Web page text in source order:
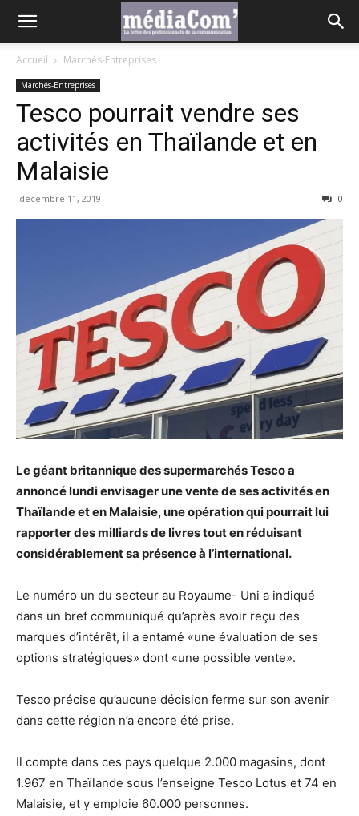
Accueil Marchés-Entreprises
Marchés-Entreprises
Tesco pourrait vendre ses
activités en Thaïlande et en
Malaisie
décembre 11, 2019 0
Le géant britannique des supermarchés Tesco a
annoncé lundi envisager une vente de ses activités en
Thaïlande et en Malaisie, une opération qui pourrait lui
rapporter des milliards de livres tout en réduisant
considérablement sa présence à l’international.
Le numéro un du secteur au Royaume- Uni a indiqué
dans un bref communiqué qu’après avoir reçu des
marques d’intérêt, il a entamé «une évaluation de ses
options stratégiques» dont «une possible vente».
Tesco précise qu’aucune décision ferme sur son avenir
dans cette région n’a encore été prise.
Il compte dans ces pays quelque 2.000 magasins, dont
1.967 en Thaïlande sous l’enseigne Tesco Lotus et 74 en
Malaisie, et y emploie 60.000 personnes.